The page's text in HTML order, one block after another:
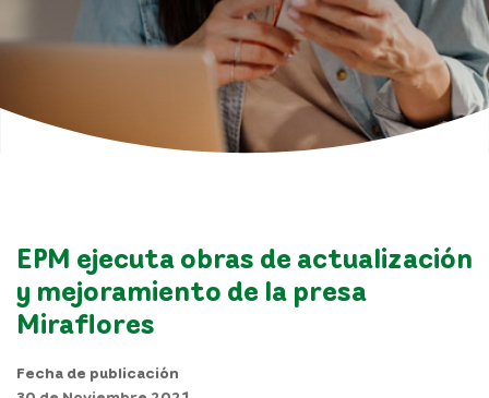
EPM ejecuta obras de actualización
y mejoramiento de la presa
Miraflores
Fecha de publicación